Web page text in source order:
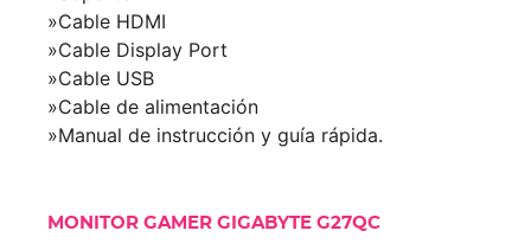
»Cable HDMI
»Cable Display Port
»Cable USB
»Cable de alimentación
»Manual de instrucción y guía rápida.
MONITOR GAMER GIGABYTE G27QC